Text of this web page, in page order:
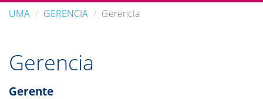
UMA
GERENCIA Gerencia
Gerencia
Gerente